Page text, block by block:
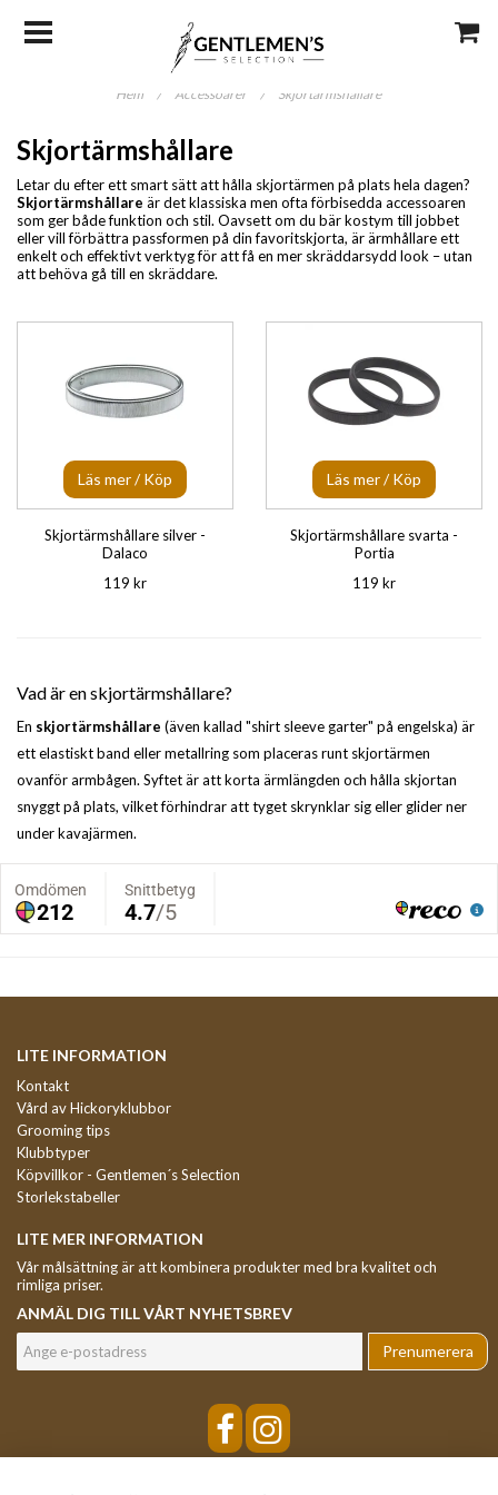
Hem / Accessoarer / Skjortärmshållare
Skjortärmshållare
Letar du efter ett smart sätt att hålla skjortärmen på plats hela dagen?
Skjortärmshållare är det klassiska men ofta förbisedda accessoaren
som ger både funktion och stil. Oavsett om du bär kostym till jobbet
eller vill förbättra passformen på din favorit­skjorta, är ärmhållare ett
enkelt och effektivt verktyg för att få en mer skräddarsydd look – utan
att behöva gå till en skräddare.
Läs mer / Köp
Skjortärmshållare silver -
Dalaco
119 kr
Läs mer / Köp
Skjortärmshållare svarta -
Portia
119 kr
Vad är en skjortärmshållare?
En skjortärmshållare (även kallad "shirt sleeve garter" på engelska) är
ett elastiskt band eller metallring som placeras runt skjortärmen
ovanför armbågen. Syftet är att korta ärmlängden och hålla skjortan
snyggt på plats, vilket förhindrar att tyget skrynklar sig eller glider ner
under kavajärmen.
LITE INFORMATION
Kontakt
Vård av Hickoryklubbor
Grooming tips
Klubbtyper
Köpvillkor - Gentlemen´s Selection
Storlekstabeller
LITE MER INFORMATION
Vår målsättning är att kombinera produkter med bra kvalitet och
rimliga priser.
ANMÄL DIG TILL VÅRT NYHETSBREV
Prenumerera